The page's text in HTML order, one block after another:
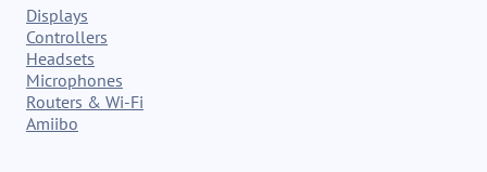
Displays
Controllers
Headsets
Microphones
Routers & Wi-Fi
Amiibo